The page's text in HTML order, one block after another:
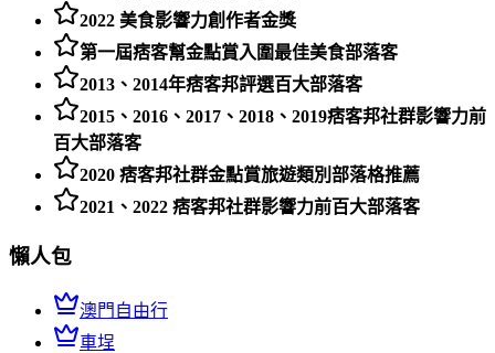
2022 美食影響力創作者金獎
第一屆痞客幫金點賞入圍最佳美食部落客
2013、2014年痞客邦評選百大部落客
2015、2016、2017、2018、2019痞客邦社群影響力前
百大部落客
2020 痞客邦社群金點賞旅遊類別部落格推薦
2021、2022 痞客邦社群影響力前百大部落客
懶人包
澳門自由行
車埕